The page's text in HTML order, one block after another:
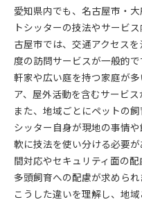
愛知県内でも、名古屋市・
トシッターの技法やサービ
古屋市では、交通アクセス
度の訪問サービスが一般的
軒家や広い庭を持つ家庭が
ア、屋外活動を含むサービス
また、地域ごとにペットの
シッター自身が現地の事情
軟に技法を使い分ける必要
間対応やセキュリティ面の
多頭飼育への配慮が求められ
こうした違いを理解し、地